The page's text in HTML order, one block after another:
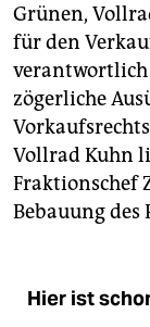
Grünen,
für den
verantwortlich
zögerliche
Vollrad Kuhn
Fraktionschef
Bebauung des
Hier ist